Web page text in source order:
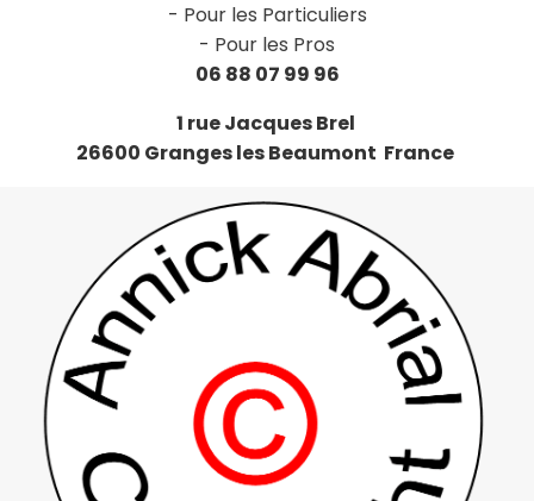
- Pour les Particuliers
- Pour les Pros
06 88 07 99 96
1 rue Jacques Brel
26600 Granges les Beaumont France